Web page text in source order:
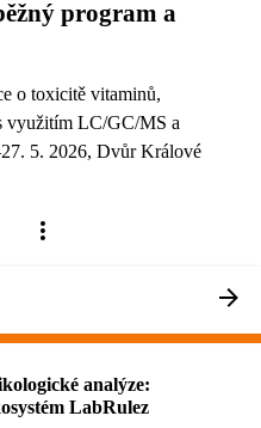
program a
o toxicitě vitaminů,
využitím LC/GC/MS a
5. 2026, Dvůr Králové
analýze:
LabRulez